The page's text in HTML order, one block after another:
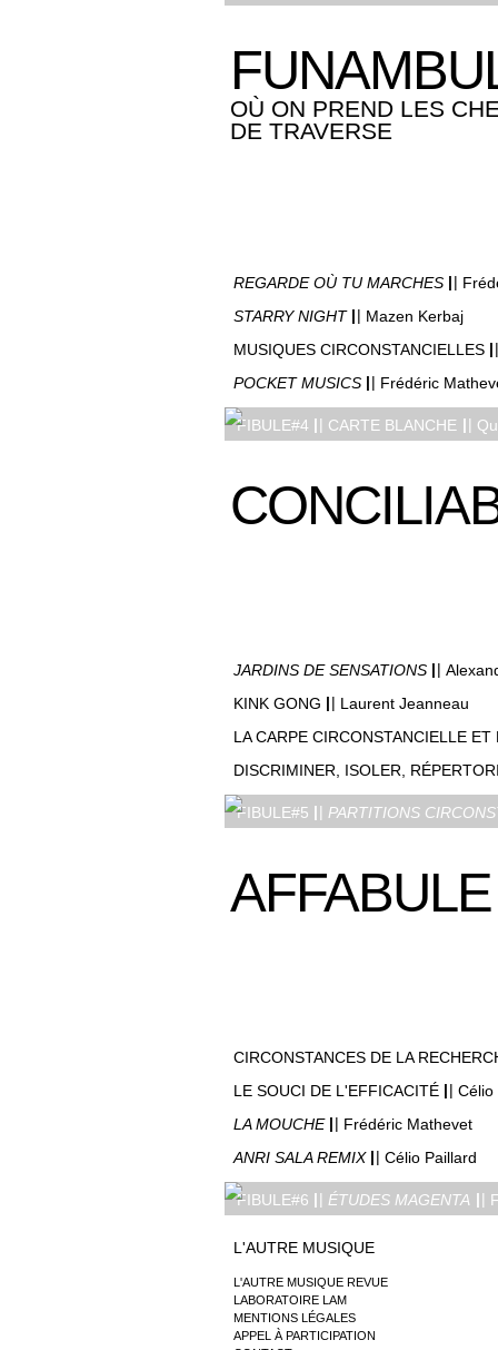
OÙ ON PREND LES
DE TRAVERSE
REGARDE OÙ TU MARCHES ||
STARRY NIGHT || Mazen Kerbaj
MUSIQUES CIRCONSTANCIELLES ||
POCKET MUSICS || Frédéric
FIBULE#4 || CARTE BLANCHE ||
JARDINS DE SENSATIONS ||
KINK GONG || Laurent Jeanneau
LA CARPE CIRCONSTANCIELLE
DISCRIMINER, ISOLER,
FIBULE#5 || PARTITIONS
AFFABULE
CIRCONSTANCES DE LA
LE SOUCI DE L'EFFICACITÉ || Célio
LA MOUCHE || Frédéric Mathevet
ANRI SALA REMIX || Célio Paillard
FIBULE#6 || ÉTUDES MAGENTA ||
L'AUTRE MUSIQUE
L'AUTRE MUSIQUE REVUE
LABORATOIRE LAM
MENTIONS LÉGALES
APPEL À PARTICIPATION